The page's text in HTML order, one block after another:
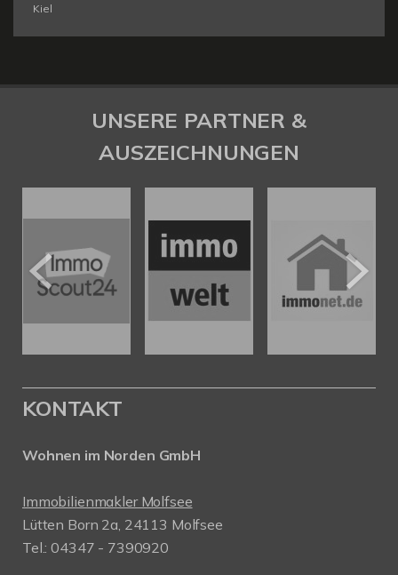
Kiel
UNSERE PARTNER &
AUSZEICHNUNGEN
KONTAKT
Wohnen im Norden GmbH
Immobilienmakler Molfsee
Lütten Born 2a, 24113 Molfsee
Tel.: 04347 - 7390920